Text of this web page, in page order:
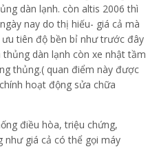
dàn lạnh. còn altis 2006 thì
nay do thị hiếu- giá cả mà
tiên độ bền bỉ như trước đây
dàn lạnh còn xe nhật tầm
thủng.( quan điểm này được
hoạt động sửa chữa
điều hòa, triệu chứng,
như giá cả có thể gọi máy